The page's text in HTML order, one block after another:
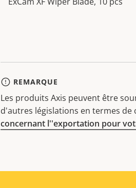
REMARQUE
Les produits Axis peuvent être
d'autres législations en termes
concernant l''exportation pour